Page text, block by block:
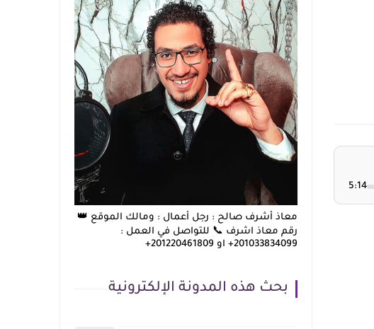
5:14
معاذ أشرف صالح : رجل أعمال : ومالك الموقع 👑
رقم معاذ اشرف 📞 للتواصل في العمل :
201033834099+ او 201220461809+
بحث هذه المدونة الإلكترونية